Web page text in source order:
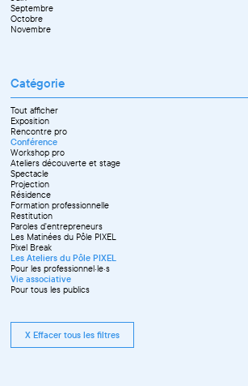
Septembre
Octobre
Novembre
Catégorie
Tout afficher
Exposition
Rencontre pro
Conférence
Workshop pro
Ateliers découverte et stage
Spectacle
Projection
Résidence
Formation professionnelle
Restitution
Paroles d'entrepreneurs
Les Matinées du Pôle PIXEL
Pixel Break
Les Ateliers du Pôle PIXEL
Pour les professionnel·le·s
Vie associative
Pour tous les publics
X Effacer tous les filtres